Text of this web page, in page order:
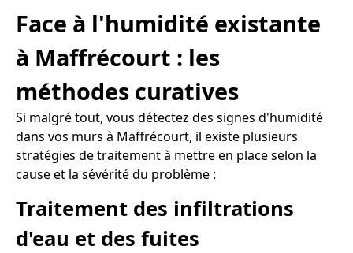
Face à l'humidité existante
à Maffrécourt : les
méthodes curatives
Si malgré tout, vous détectez des signes d'humidité
dans vos murs à Maffrécourt, il existe plusieurs
stratégies de traitement à mettre en place selon la
cause et la sévérité du problème :
Traitement des infiltrations
d'eau et des fuites